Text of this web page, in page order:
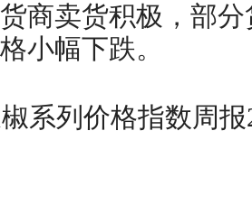
商卖货积极，部
小幅下跌。
系列价格指数周报